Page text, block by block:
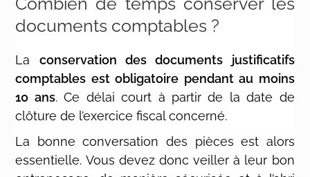
documents comptables ?
La conservation des documents justificatifs
comptables est obligatoire pendant au moins
10 ans. Ce délai court à partir de la date de
clôture de l’exercice fiscal concerné.
La bonne conversation des pièces est alors
essentielle. Vous devez donc veiller à leur bon